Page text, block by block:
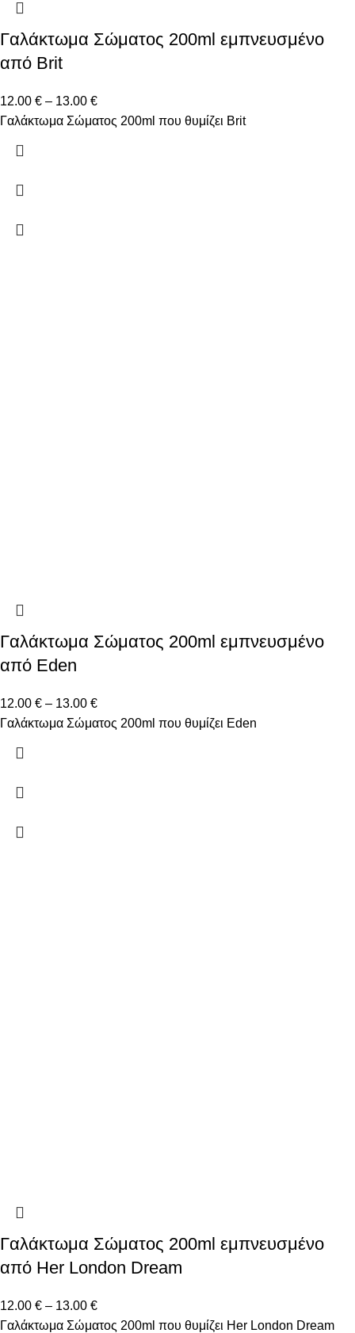
Γαλάκτωμα Σώματος 200ml εμπνευσμένο
από Brit
12.00 € – 13.00 €
Γαλάκτωμα Σώματος 200ml που θυμίζει Brit
Γαλάκτωμα Σώματος 200ml εμπνευσμένο
από Eden
12.00 € – 13.00 €
Γαλάκτωμα Σώματος 200ml που θυμίζει Eden
Γαλάκτωμα Σώματος 200ml εμπνευσμένο
από Her London Dream
12.00 € – 13.00 €
Γαλάκτωμα Σώματος 200ml που θυμίζει Her London Dream